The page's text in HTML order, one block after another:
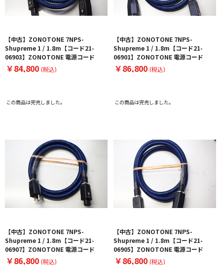
【中古】ZONOTONE 7NPS-
Shupreme 1 / 1.8m【コード21-
06903】ZONOTONE 電源コード
￥84,800 (税込)
この商品は完売しました。
【中古】ZONOTONE 7NPS-
Shupreme 1 / 1.8m【コード21-
06901】ZONOTONE 電源コード
￥86,800 (税込)
この商品は完売しました。
【中古】ZONOTONE 7NPS-
Shupreme 1 / 1.8m【コード21-
06907】ZONOTONE 電源コード
￥86,800 (税込)
【中古】ZONOTONE 7NPS-
Shupreme 1 / 1.8m【コード21-
06905】ZONOTONE 電源コード
￥86,800 (税込)